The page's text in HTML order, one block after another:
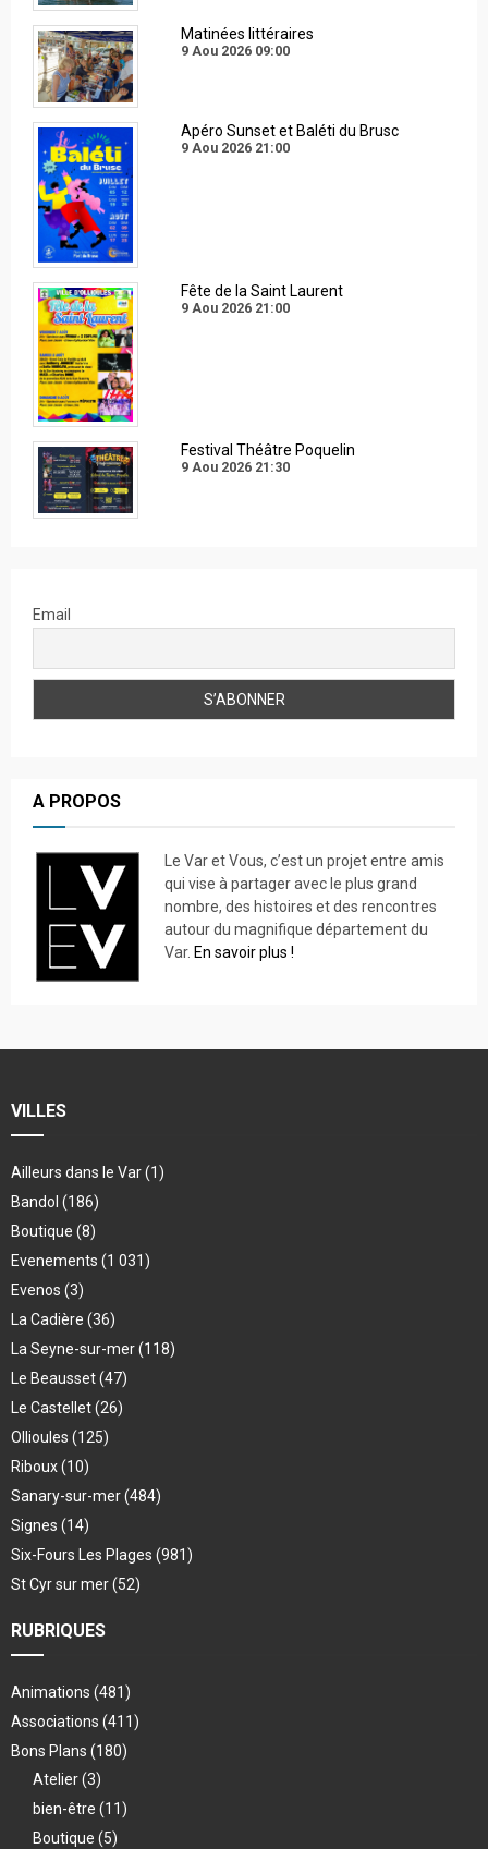
Matinées littéraires
9 Aou 2026 09:00
Apéro Sunset et Baléti du Brusc
9 Aou 2026 21:00
Fête de la Saint Laurent
9 Aou 2026 21:00
Festival Théâtre Poquelin
9 Aou 2026 21:30
Email
A PROPOS
Le Var et Vous, c’est un projet entre amis
qui vise à partager avec le plus grand
nombre, des histoires et des rencontres
autour du magnifique département du
Var. En savoir plus !
VILLES
Ailleurs dans le Var(1)
Bandol (186)
Boutique (8)
Evenements (1 031)
Evenos (3)
La Cadière (36)
La Seyne-sur-mer(118)
Le Beausset(47)
Le Castellet(26)
Ollioules (125)
Riboux(10)
Sanary-sur-mer(484)
Signes (14)
Six-Fours Les Plages (981)
St Cyr sur mer(52)
RUBRIQUES
Animations (481)
Associations (411)
Bons Plans (180)
Atelier(3)
bien-être (11)
Boutique (5)